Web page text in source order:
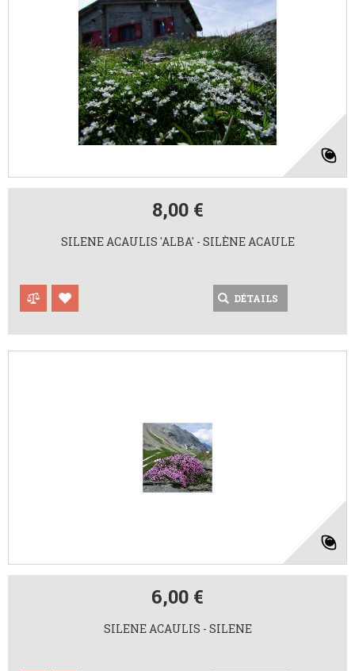
8,00 €
SILENE ACAULIS 'ALBA' - SILÈNE ACAULE
DÉTAILS
6,00 €
SILENE ACAULIS - SILENE